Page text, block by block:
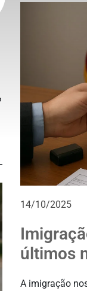
14/10/2025
últimos
A imigração